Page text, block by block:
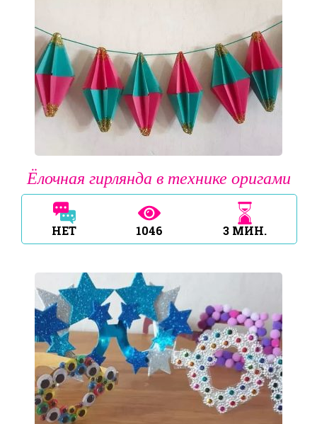
Ёлочная гирлянда в технике оригами
НЕТ 1046 3 МИН.